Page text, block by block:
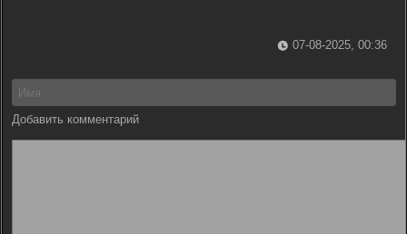
07-08-2025, 00:36
Добавить комментарий